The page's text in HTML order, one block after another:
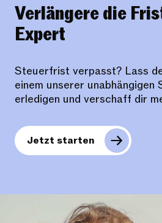
Verlängere die
Expert
Steuerfrist verpasst? Lass
einem unserer unabhängigen
erledigen und verschaff dir
Jetzt starten